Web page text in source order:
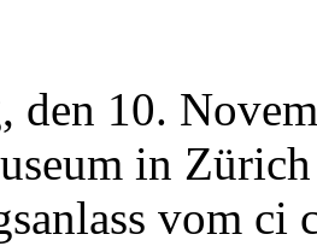
den 10.
in
vom ci